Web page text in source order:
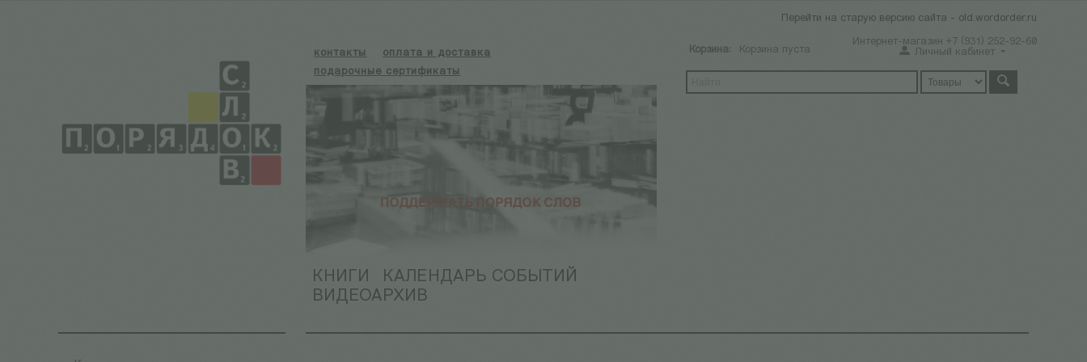
Перейти на старую версию сайта - old.wordorder.ru
Интернет-магазин +7 (931) 252-92-60
контакты
оплата и доставка
подарочные сертификаты
КНИГИ
КАЛЕНДАРЬ СОБЫТИЙ
ВИДЕОАРХИВ
Корзина: Корзина пуста Личный кабинет